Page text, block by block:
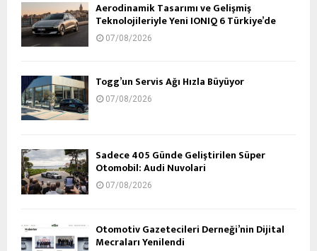
Aerodinamik Tasarımı ve Gelişmiş
Teknolojileriyle Yeni IONIQ 6 Türkiye’de
07/08/2026
Togg’un Servis Ağı Hızla Büyüyor
07/08/2026
Sadece 405 Günde Geliştirilen Süper
Otomobil: Audi Nuvolari
07/08/2026
Otomotiv Gazetecileri Derneği’nin Dijital
Mecraları Yenilendi